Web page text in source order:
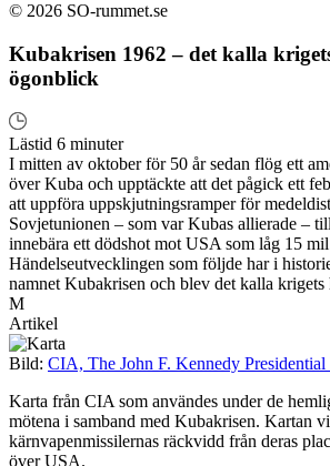
© 2026 SO-rummet.se
Kubakrisen 1962 – det kalla
ögonblick
Lästid 6 minuter
I mitten av oktober för 50 år sedan flög ett
över Kuba och upptäckte att det pågick ett
att uppföra uppskjutningsramper för
Sovjetunionen – som var Kubas allierade –
innebära ett dödshot mot USA som låg 15
Händelseutvecklingen som följde har i
namnet Kubakrisen och blev det kalla krigets
M
Artikel
Bild: CIA, The John F. Kennedy
Karta från CIA som användes under de
mötena i samband med Kubakrisen. Kartan
kärnvapenmissilernas räckvidd från deras
över USA.